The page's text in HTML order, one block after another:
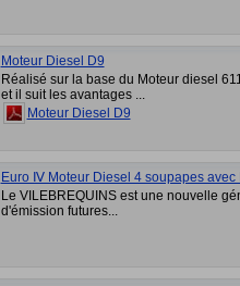
Moteur Diesel D9
Réalisé sur la base du Moteur diesel
et il suit les avantages ...
Moteur Diesel D9
Euro Ⅳ Moteur Diesel 4 soupapes
Le VILEBREQUINS est une nouvelle
d'émission futures...